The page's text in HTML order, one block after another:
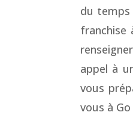
du temps
franchise
appel à
vous
vous à